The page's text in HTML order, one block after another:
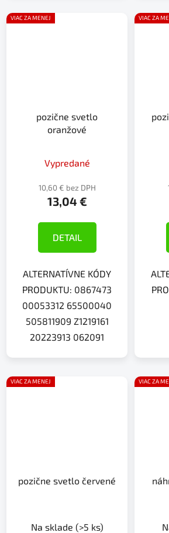
VIAC ZA MENEJ
pozične svetlo
oranžové
Vypredané
10,60 € bez DPH
13,04 €
DETAIL
ALTERNATÍVNE KÓDY
PRODUKTU: 0867473
00053312 65500040
505811909 Z1219161
20223913 062091
VIAC ZA
VIAC ZA MENEJ
pozične svetlo červené
Na sklade (>5 ks)
VIAC ZA